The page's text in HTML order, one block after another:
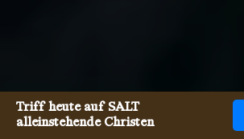
Triff heute auf SALT
alleinstehende Christen